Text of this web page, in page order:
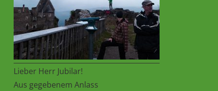
Lieber Herr Jubilar!
Aus gegebenem Anlass